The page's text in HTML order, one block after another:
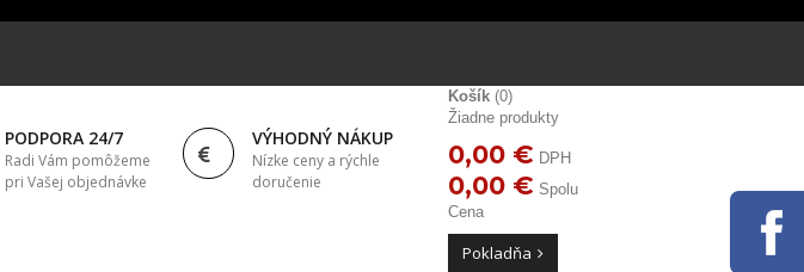
PODPORA 24/7
Radi Vám pomôžeme
pri Vašej objednávke
VÝHODNÝ NÁKUP
Nízke ceny a rýchle
doručenie
Košík (0)
Žiadne produkty
0,00 € DPH
0,00 € Spolu
Cena
Pokladňa